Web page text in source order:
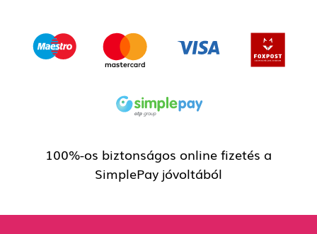
100%-os biztonságos online fizetés a
SimplePay jóvoltából